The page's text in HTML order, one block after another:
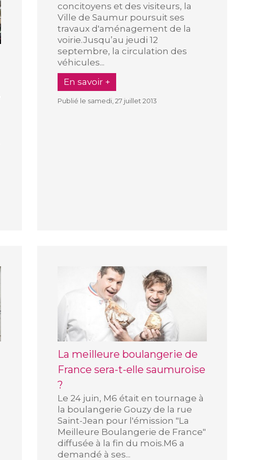
concitoyens et des visiteurs, la
Ville de Saumur poursuit ses
travaux d'aménagement de la
voirie.Jusqu’au jeudi 12
septembre, la circulation des
véhicules...
En savoir +
Publié le samedi, 27 juillet 2013
La meilleure boulangerie de
France sera-t-elle saumuroise
?
Le 24 juin, M6 était en tournage à
la boulangerie Gouzy de la rue
Saint-Jean pour l'émission "La
Meilleure Boulangerie de France"
diffusée à la fin du mois.M6 a
demandé à ses...